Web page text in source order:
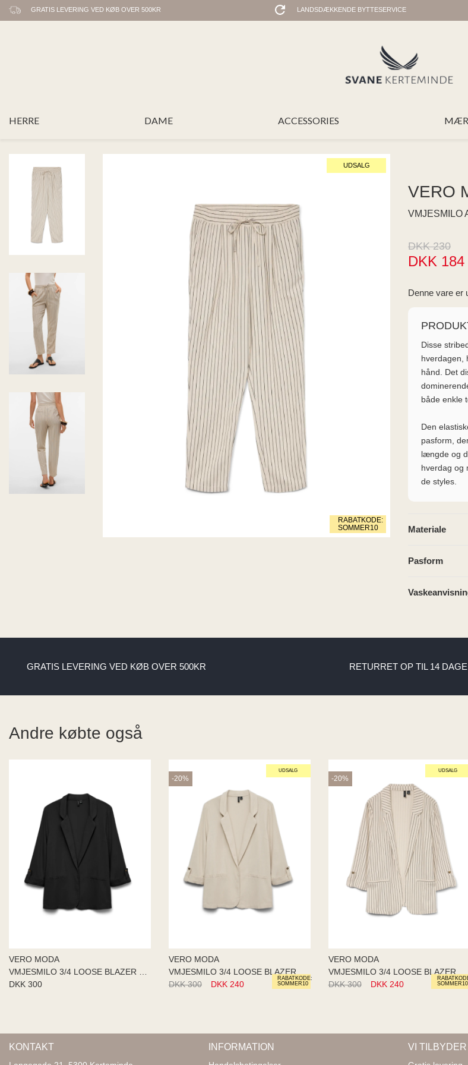
GRATIS LEVERING VED KØB OVER 500KR LANDSDÆKKENDE BYTTESERVICE
HERRE DAME ACCESSORIES
UDSALG
RABATKODE:
SOMMER10
VERO
VMJESMILO
DKK 230
DKK 184
Denne vare er
Disse
hverdagen,
hånd. Det
både enkle
Den
pasform,
længde og
hverdag og
de styles.
Materiale
Pasform
GRATIS LEVERING VED KØB OVER 500KR RETURRET OP TIL 14 DAGE
Andre købte også
VERO MODA
DKK 300
UDSALG
RABATKODE:
SOMMER10
-20%
VERO MODA
DKK 300
DKK 240
UDSALG
SOMMER10
-20%
VERO MODA
DKK 300
DKK 240
KONTAKT INFORMATION VI TILBYDER